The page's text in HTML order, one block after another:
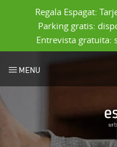
Regala Espagat:
Parking gratis:
Entrevista gratuita:
MENU